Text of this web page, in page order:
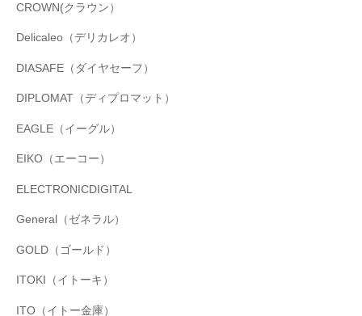
CROWN(クラウン）
Delicaleo（デリカレオ）
DIASAFE（ダイヤセーフ）
DIPLOMAT（ディプロマット）
EAGLE（イーグル）
EIKO（エーコー）
ELECTRONICDIGITAL
General（ゼネラル）
GOLD（ゴールド）
ITOKI（イトーキ）
ITO（イトー金庫）